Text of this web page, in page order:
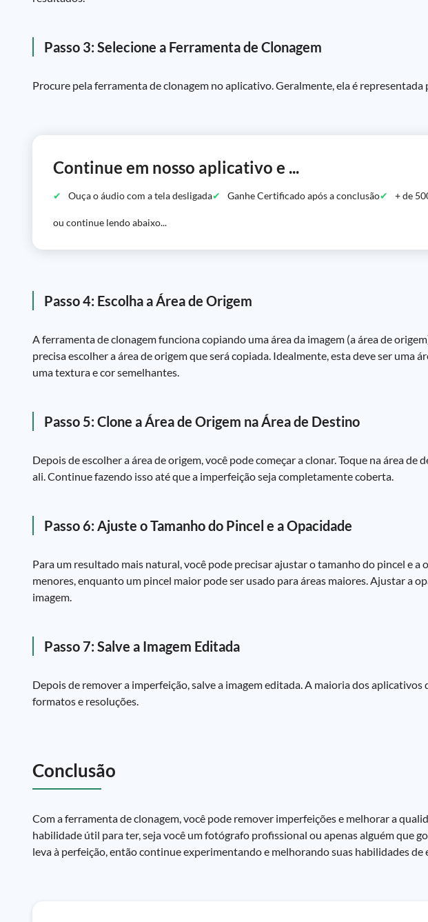
Passo 3: Selecione a Ferramenta de Clonagem
Procure pela ferramenta de clonagem no aplicativo. Geralmente, ela é
Continue em nosso aplicativo e ...
Ouça o áudio com a tela desligada Ganhe Certificado após a conclusão + de
ou continue lendo abaixo...
Passo 4: Escolha a Área de Origem
A ferramenta de clonagem funciona copiando uma área da imagem (a área de
precisa escolher a área de origem que será copiada. Idealmente, esta deve ser uma
uma textura e cor semelhantes.
Passo 5: Clone a Área de Origem na Área de Destino
Depois de escolher a área de origem, você pode começar a clonar. Toque na área
ali. Continue fazendo isso até que a imperfeição seja completamente coberta.
Passo 6: Ajuste o Tamanho do Pincel e a Opacidade
Para um resultado mais natural, você pode precisar ajustar o tamanho do pincel e
menores, enquanto um pincel maior pode ser usado para áreas maiores. Ajustar a
imagem.
Passo 7: Salve a Imagem Editada
Depois de remover a imperfeição, salve a imagem editada. A maioria dos
formatos e resoluções.
Conclusão
Com a ferramenta de clonagem, você pode remover imperfeições e melhorar a
habilidade útil para ter, seja você um fotógrafo profissional ou apenas alguém que
leva à perfeição, então continue experimentando e melhorando suas habilidades de